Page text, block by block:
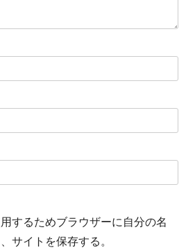
するためブラウザーに自分の名
サイトを保存する。